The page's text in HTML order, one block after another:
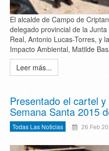
El alcalde de Campo de
delegado provincial de la
Real, Antonio Lucas-Torres, y
Impacto Ambiental, Matilde
Leer más...
Presentado el cartel
Semana Santa 2015
Todas Las Noticias 26 Feb